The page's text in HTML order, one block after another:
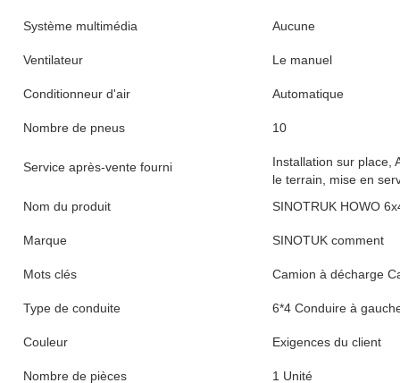
Système multimédia Aucune
Ventilateur Le manuel
Conditionneur d'air Automatique
Nombre de pneus 10
Service après-vente fourni
Installation sur place,
le terrain, mise en
Nom du produit
SINOTRUK HOWO
Marque SINOTUK comment
Mots clés Camion à décharge
Type de conduite 6*4 Conduire à
Couleur Exigences du client
Nombre de pièces 1 Unité